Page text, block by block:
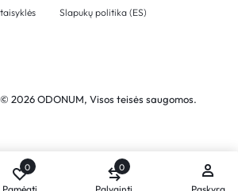
Slapukų politika (ES)
2026 ODONUM, Visos teisės saugomos.
0 0